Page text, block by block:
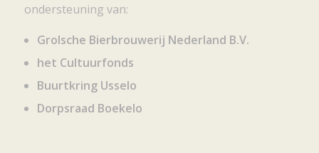
ondersteuning van:
Grolsche Bierbrouwerij Nederland B.V.
het Cultuurfonds
Buurtkring Usselo
Dorpsraad Boekelo